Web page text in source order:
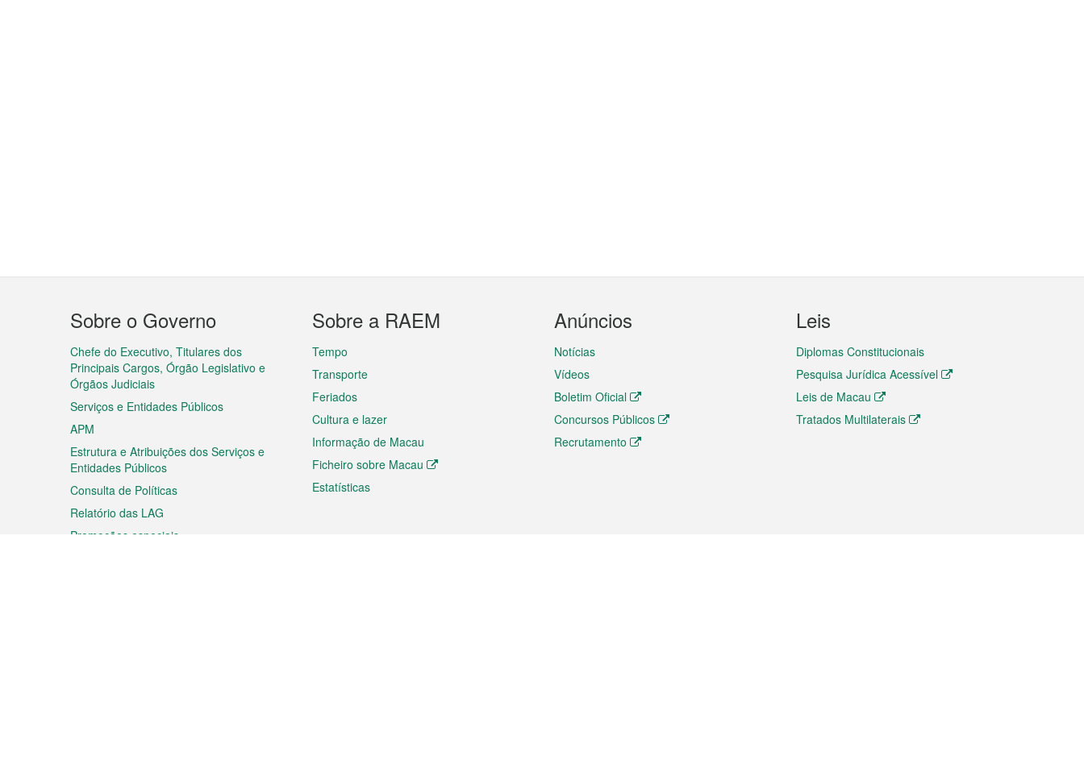
Menu
do
rodapé
Sobre o Governo
Chefe do Executivo, Titulares dos
Principais Cargos, Órgão Legislativo e
Órgãos Judiciais
Serviços e Entidades Públicos
APM
Estrutura e Atribuições dos Serviços e
Entidades Públicos
Consulta de Políticas
Relatório das LAG
Promoções especiais
Sobre a RAEM
Tempo
Transporte
Feriados
Cultura e lazer
Informação de Macau
Ficheiro sobre Macau
Estatísticas
Anúncios
Notícias
Vídeos
Boletim Oficial
Concursos Públicos
Recrutamento
Leis
Diplomas Constitucionais
Pesquisa Jurídica Acessível
Leis de Macau
Tratados Multilaterais